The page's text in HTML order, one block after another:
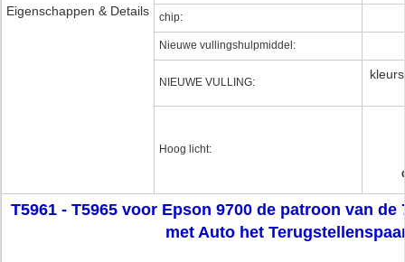
Eigenschappen & Details chip:
Nieuwe vullingshulpmiddel:
NIEUWE VULLING:
Hoog licht:
T5961 - T5965 voor Epson 9700 de patroon van
met Auto het